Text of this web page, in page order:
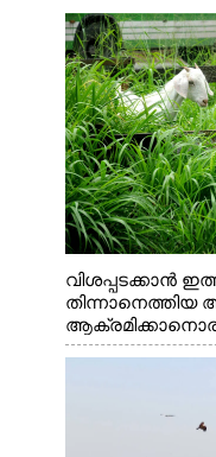
വിശപ്പടക്കാൻ
തിന്നാനെത്തിയ
എറണാകുളം